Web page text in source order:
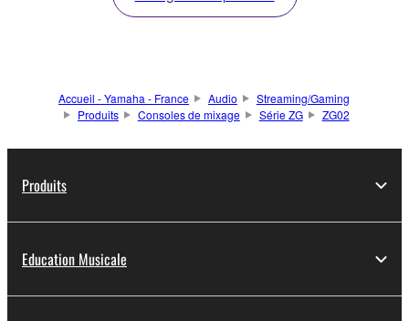
Accueil - Yamaha - France Audio
Streaming/Gaming
Produits
Consoles de mixage Série ZG ZG02
Produits
Education Musicale